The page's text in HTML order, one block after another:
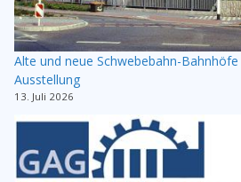
Alte und neue Schwebebahn-
Ausstellung
13. Juli 2026